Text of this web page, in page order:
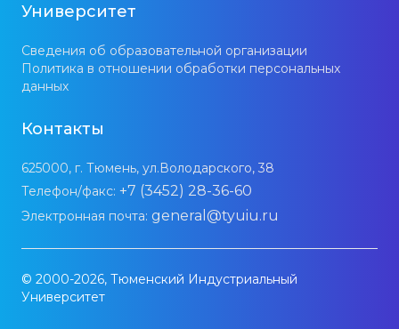
Университет
Сведения об образовательной организации
Политика в отношении обработки персональных
данных
Контакты
625000, г. Тюмень, ул.Володарского, 38
Телефон/факс: +7 (3452) 28-36-60
Электронная почта: general@tyuiu.ru
© 2000-2026, Тюменский Индустриальный
Университет